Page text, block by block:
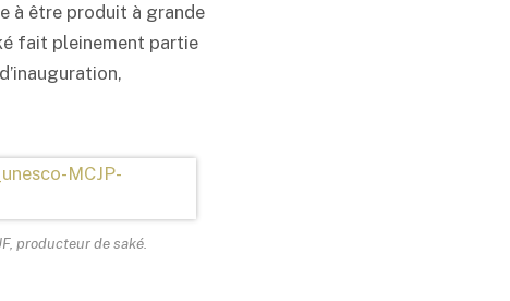
à être produit à grande
fait pleinement partie
producteur desaké.